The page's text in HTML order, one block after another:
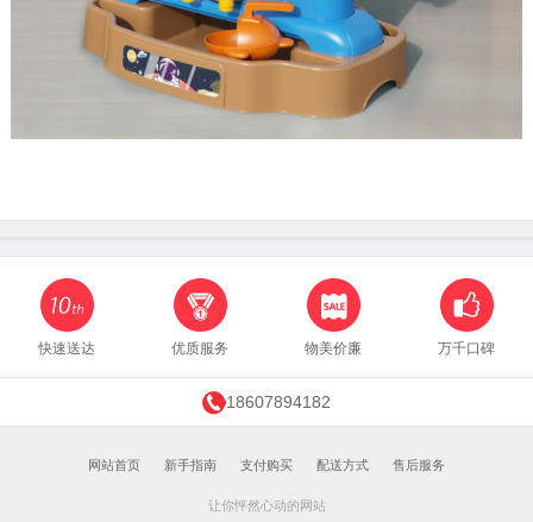
快速送达 优质服务 物美价廉 万千口碑
18607894182
网站首页 新手指南 支付购买 配送方式 售后服务
让你怦然心动的网站